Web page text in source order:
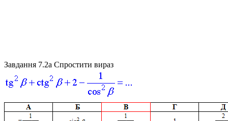
Завдання 7.2а Спростити вираз